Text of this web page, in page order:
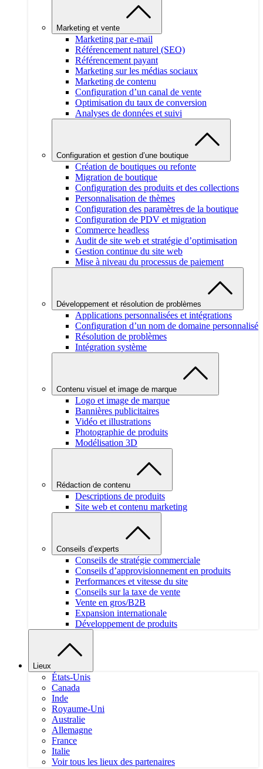
Marketing et vente
Marketing par e-mail
Référencement naturel (SEO)
Référencement payant
Marketing sur les médias sociaux
Marketing de contenu
Configuration d’un canal de vente
Optimisation du taux de conversion
Analyses de données et suivi
Configuration et gestion d’une boutique
Création de boutiques ou refonte
Migration de boutique
Configuration des produits et des collections
Personnalisation de thèmes
Configuration des paramètres de la boutique
Configuration de PDV et migration
Commerce headless
Audit de site web et stratégie d’optimisation
Gestion continue du site web
Mise à niveau du processus de paiement
Développement et résolution de problèmes
Applications personnalisées et intégrations
Configuration d’un nom de domaine personnalisé
Résolution de problèmes
Intégration système
Contenu visuel et image de marque
Logo et image de marque
Bannières publicitaires
Vidéo et illustrations
Photographie de produits
Modélisation 3D
Rédaction de contenu
Descriptions de produits
Site web et contenu marketing
Conseils d’experts
Conseils de stratégie commerciale
Conseils d’approvisionnement en produits
Performances et vitesse du site
Conseils sur la taxe de vente
Vente en gros/B2B
Expansion internationale
Développement de produits
Lieux
États-Unis
Canada
Inde
Royaume-Uni
Australie
Allemagne
France
Italie
Voir tous les lieux des partenaires